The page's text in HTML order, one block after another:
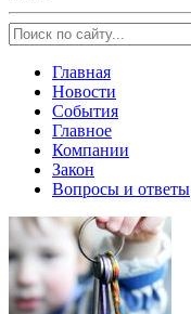
Главная
Новости
События
Главное
Компании
Закон
Вопросы и ответы